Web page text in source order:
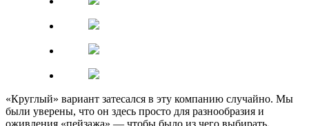
«Круглый» вариант затесался в эту компанию случайно. Мы
были уверены, что он здесь просто для разнообразия и